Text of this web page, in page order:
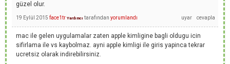
güzel olur.
19 Eylül 2015 face1tr Yardımcı tarafından yorumlandı
mac ile gelen uygulamalar zaten apple kimligine bagli oldugu icin
sifirlama ile vs kaybolmaz. ayni apple kimligi ile giris yapinca tekrar
ucretsiz olarak indirebilirsiniz.